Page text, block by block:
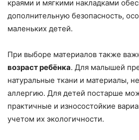
краями и мягкими накладками
дополнительную безопасность,
маленьких детей.
При выборе материалов также
возраст ребёнка. Для малышей
натуральные ткани и материалы,
аллергию. Для детей постарше
практичные и износостойкие
учетом их экологичности.